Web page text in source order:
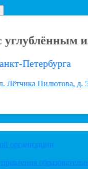
Петербурга
Лётчика Пилютова, д.
организации